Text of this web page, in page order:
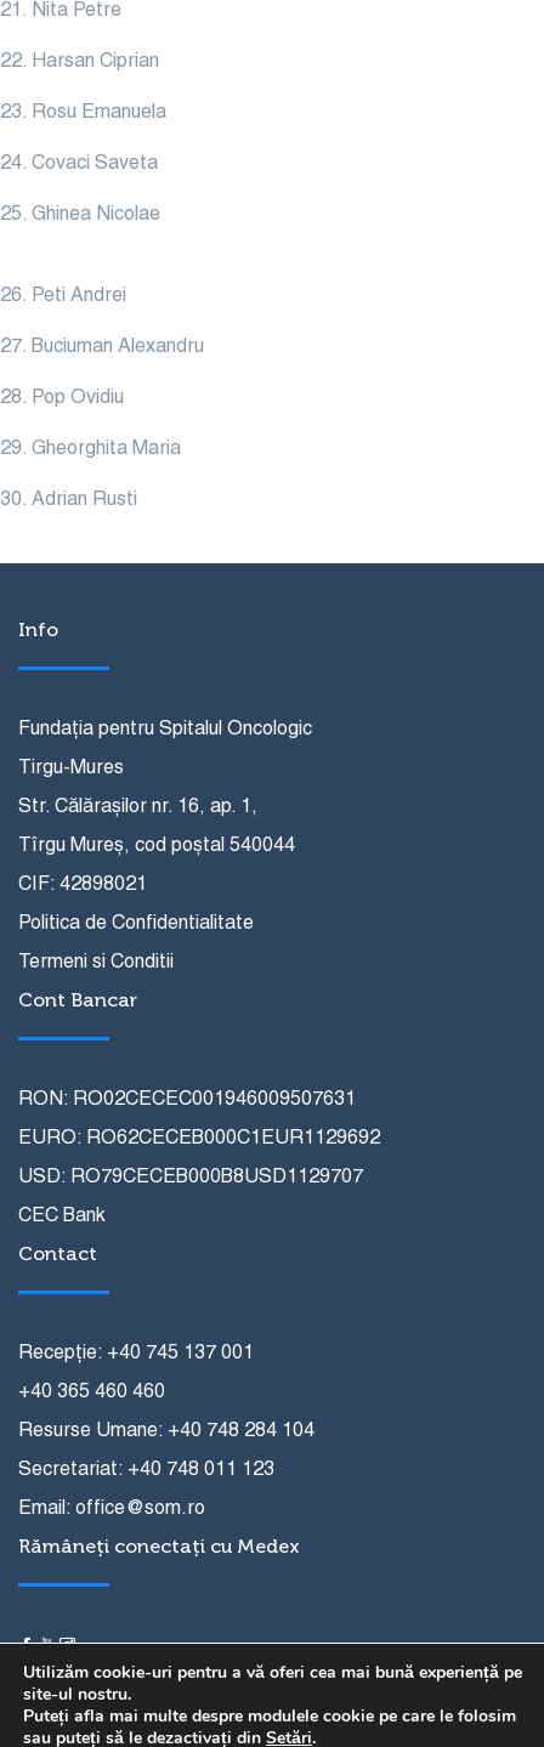
21. Nita Petre
22. Harsan Ciprian
23. Rosu Emanuela
24. Covaci Saveta
25. Ghinea Nicolae
26. Peti Andrei
27. Buciuman Alexandru
28. Pop Ovidiu
29. Gheorghita Maria
30. Adrian Rusti
Info
Fundația pentru Spitalul Oncologic
Tirgu-Mures
Str. Călărașilor nr. 16, ap. 1,
Tîrgu Mureș, cod poștal 540044
CIF: 42898021
Politica de Confidentialitate
Termeni si Conditii
Cont Bancar
RON: RO02CECEC001946009507631
EURO: RO62CECEB000C1EUR1129692
USD: RO79CECEB000B8USD1129707
CEC Bank
Contact
Recepție: +40 745 137 001
+40 365 460 460
Resurse Umane: +40 748 284 104
Secretariat: +40 748 011 123
Email: office@som.ro
Rămâneți conectați cu Medex
Utilizăm cookie-uri pentru a vă oferi cea mai bună experiență pe
site-ul nostru.
Puteți afla mai multe despre modulele cookie pe care le folosim
sau puteți să le dezactivați din Setări.